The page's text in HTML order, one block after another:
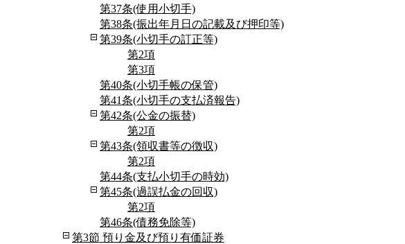
第37条(使用小切手)
第38条(振出年月日の記載及び押印等)
第39条(小切手の訂正等)
第2項
第3項
第40条(小切手帳の保管)
第41条(小切手の支払済報告)
第42条(公金の振替)
第2項
第43条(領収書等の徴収)
第2項
第44条(支払小切手の時効)
第45条(過誤払金の回収)
第2項
第46条(債務免除等)
第3節 預り金及び預り有価証券